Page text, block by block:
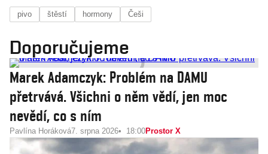
pivo štěstí hormony Češi
Doporučujeme
Marek Adamczyk: Problém na DAMU
přetrvává. Všichni o něm vědí, jen moc
nevědí, co s ním
Pavlína Horáková7. srpna 2026 18:00Prostor X